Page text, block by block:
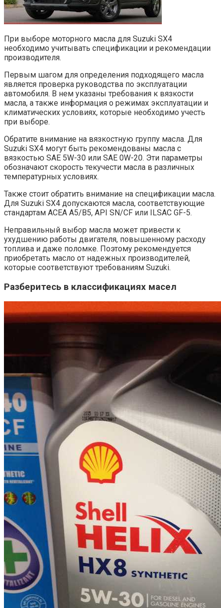
При выборе моторного масла для Suzuki SX4
необходимо учитывать спецификации и рекомендации
производителя.
Первым шагом для определения подходящего масла
является проверка руководства по эксплуатации
автомобиля. В нем указаны требования к вязкости
масла, а также информация о режимах эксплуатации и
климатических условиях, которые необходимо учесть
при выборе.
Обратите внимание на вязкостную группу масла. Для
Suzuki SX4 могут быть рекомендованы масла с
вязкостью SAE 5W-30 или SAE 0W-20. Эти параметры
обозначают скорость текучести масла в различных
температурных условиях.
Также стоит обратить внимание на спецификации масла.
Для Suzuki SX4 допускаются масла, соответствующие
стандартам ACEA A5/B5, API SN/CF или ILSAC GF-5.
Неправильный выбор масла может привести к
ухудшению работы двигателя, повышенному расходу
топлива и даже поломке. Поэтому рекомендуется
приобретать масло от надежных производителей,
которые соответствуют требованиям Suzuki.
Разберитесь в классификациях масел